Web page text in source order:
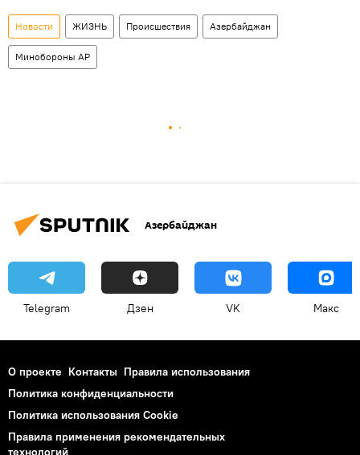
Новости ЖИЗНЬ Происшествия Азербайджан
Минобороны АР
Азербайджан
Telegram Дзен VK Макс
О проекте Контакты Правила использования
Политика конфиденциальности
Политика использования Cookie
Правила применения рекомендательных